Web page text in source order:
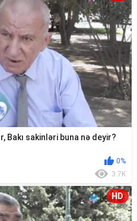
Bakı sakinləri buna nə deyir?
0%
3.7K
HD